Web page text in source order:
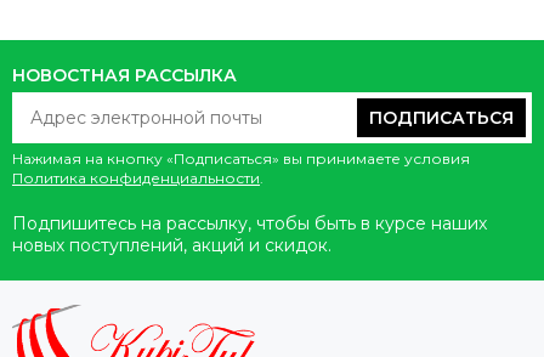
НОВОСТНАЯ РАССЫЛКА
ПОДПИСАТЬСЯ
Нажимая на кнопку «Подписаться» вы принимаете условия
Политика конфиденциальности.
Подпишитесь на рассылку, чтобы быть в курсе наших
новых поступлений, акций и скидок.